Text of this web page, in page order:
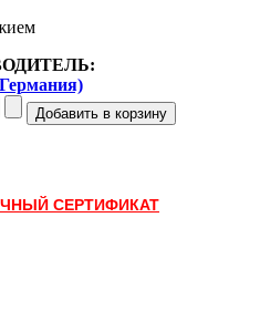
СЕРТИФИКАТ